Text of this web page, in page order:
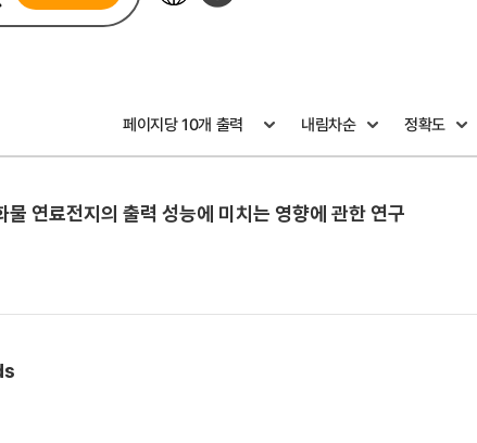
료전지의 출력 성능에 미치는 영향에 관한 연구